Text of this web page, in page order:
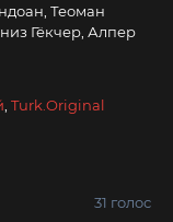
Теоман
Гёкчер, Алпер
Turk.Original
31 голос